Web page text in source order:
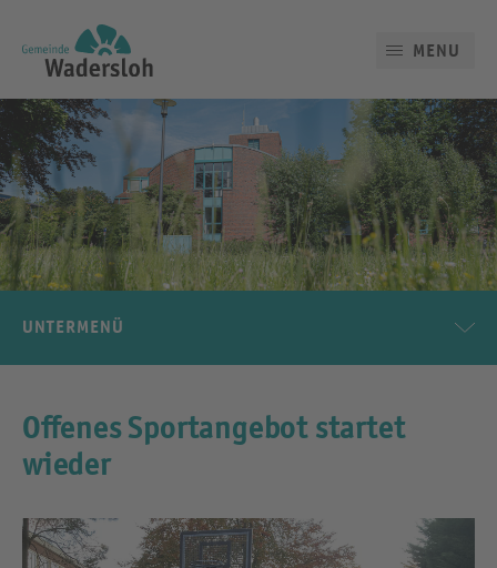
MENU
UNTERMENÜ
Offenes Sportangebot startet
wieder